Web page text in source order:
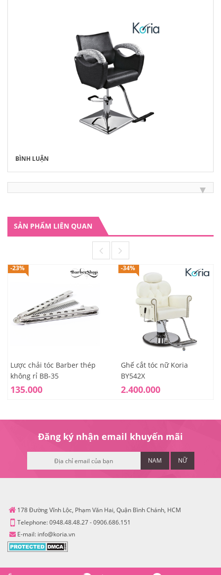
BÌNH LUẬN
SẢN PHẨM LIÊN QUAN
-23%
Lược chải tóc Barber thép
không rỉ BB-35
135.000
-34%
Ghế cắt tóc nữ Koria
BY542X
2.400.000
Đăng ký nhận email khuyến mãi
NAM NỮ
178 Đường Vĩnh Lộc, Phạm Văn Hai, Quận Bình Chánh, HCM
Telephone:0948.48.48.27-0906.686.151
E-mail: info@koria.vn